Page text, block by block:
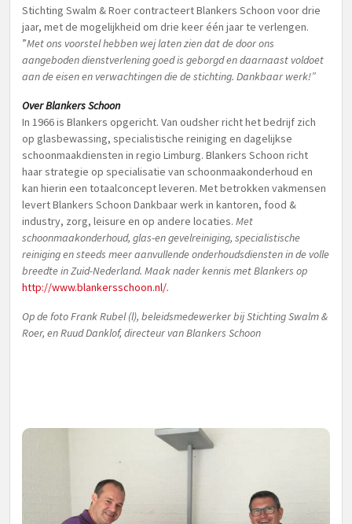
Stichting Swalm & Roer contracteert Blankers Schoon voor drie
jaar, met de mogelijkheid om drie keer één jaar te verlengen.
”Met ons voorstel hebben wej laten zien dat de door ons
aangeboden dienstverlening goed is geborgd en daarnaast voldoet
aan de eisen en verwachtingen die de stichting. Dankbaar werk!”
Over Blankers Schoon
In 1966 is Blankers opgericht. Van oudsher richt het bedrijf zich
op glasbewassing, specialistische reiniging en dagelijkse
schoonmaakdiensten in regio Limburg. Blankers Schoon richt
haar strategie op specialisatie van schoonmaakonderhoud en
kan hierin een totaalconcept leveren. Met betrokken vakmensen
levert Blankers Schoon Dankbaar werk in kantoren, food &
industry, zorg, leisure en op andere locaties. Met
schoonmaakonderhoud, glas-en gevelreiniging, specialistische
reiniging en steeds meer aanvullende onderhoudsdiensten in de volle
breedte in Zuid-Nederland. Maak nader kennis met Blankers op
http://www.blankersschoon.nl/.
Op de foto Frank Rubel (l), beleidsmedewerker bij Stichting Swalm &
Roer, en Ruud Danklof, directeur van Blankers Schoon